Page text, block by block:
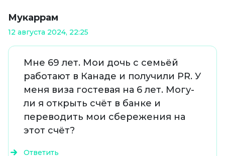
Мукаррам
12 августа 2024, 22:25
Мне 69 лет. Мои дочь с семьёй
работают в Канаде и получили PR. У
меня виза гостевая на 6 лет. Могу-
ли я открыть счёт в банке и
переводить мои сбережения на
этот счёт?
Ответить